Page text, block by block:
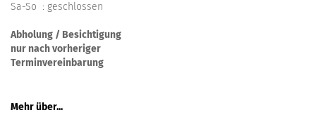
Sa-So : geschlossen
Abholung / Besichtigung
nur nach vorheriger
Terminvereinbarung
Mehr über...